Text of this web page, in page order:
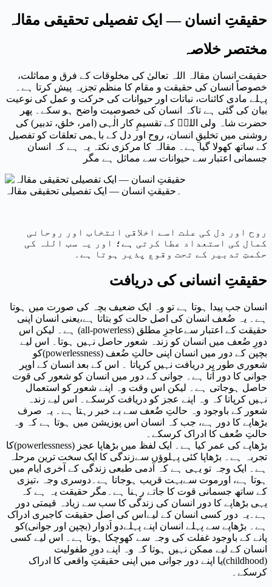
حقیقتِ انسان — ایک تفصیلی تحقیقی مقالہ
مختصر خلاصہ
خصوصاً انسان کی حقیقت و مقام کا منظم تجزیہ پیش کرتا ہے۔
پہلے مادی کائنات، نباتات اور حیوانات کی حرکت و عمل کی نوعیت
بیان کی گئی ہے تاکہ انسان کی خصوصیت واضح ہو سکے۔ پھر
حضرت شاہ ولی اللہؒ کے تقسیمِ کار الٰہی (امر، خلق، تدبیر) کی
روشنی میں تخلیقِ انسان، روح اور دل کے باہمی تعلقات کو تفصیل
کے ساتھ کھولا گیا ہے۔ مقالہ کا مرکزی نکتہ یہ ہے کہ انسان
جسمانی اعتبار سے حیوانات سے مماثل ہے مگر
۔حقیقتِ انسان — ایک تفصیلی تحقیقی مقالہ
روح اور دل کی علت اسے اخلاقی انتخاب اور روحانی
کمال کی استعداد عطا کرتی ہے؛ اور یہ سب اللہ کی
حکمتِ تدبیر کے تحت وقوع پذیر ہوتا ہے۔
حقیقتِ انسانی کی دریافت
انسان جب پیدا ہوتا ہے تو وہ ایک ضعیف بچہ کی صورت میں ہوتا
ہے۔ یہ ضُعف انسان کی اصل حالت کو بتاتا ہے،یعنی انسان اپنی
حقیقت کے اعتبار سےعاجزِ مطلق (all-powerless) ہے۔ لیکن اس
دورِ ضُعف میں انسان کو زندہ شعور حاصل نہیں ہوتا۔ اس لیے
بچپن کے دور میں انسان اپنی حالتِ ضُعف (powerlessness)کو
شعوری طور پر دریافت نہیں کرپاتا ۔ اس کے بعد انسان کے اوپر
جوانی کا دور آتا ہے۔ جوانی کے دور میں انسان کو شعور کی قوت
حاصل ہوجاتی ہے۔ لیکن اس وقت وہ اپنے شعور کو استعمال
نہیں کرپاتا کہ وہ اپنے عجز کو دریافت کرسکے۔ اس لیے زندہ
شعور کے باوجود وہ حالتِ ضُعف سے بے خبر رہتا ہے۔ یہ صرف
بڑھاپے کا دور ہے، جب کہ انسان اس پوزیشن میں ہوتا ہے کہ وہ
حالتِ ضُعف کا ادراک کرسکے۔
بڑھاپے کی عمر کیا ہے۔ ایک لفظ میں بڑھاپا عجز (powerlessness)کا
تجربہ ہے۔ بڑھاپا کئی پہلوؤں سےزندگی کا ایک سخت ترین مرحلہ
ہے۔ ایک وجہ تو یہی ہے کہ آدمی طبعی زندگی کے آخری ایام میں
ہوتا ہے، اورموت سےبہت قریب ہوجاتا ہے۔دوسری وجہ ،تیزی
کے ساتھ جسمانی قوت کا جاتے رہنا ہے۔مگر حقیقت یہ ہے کہ
یہی بڑھاپے کا دور انسان کی زندگی کا سب سے زیادہ قیمتی دور
ہے۔یہ دور کسی انسان کے لیےاس کی اصل حقیقت کاجبری ادراک
ہے۔ بڑھاپے سے پہلے انسان اپنے پہلےدو اَدوار (بچپن اور جوانی)کو
پانے کے باوجود غفلت کی وجہ سے کھوچکا ہوتا ہے۔ اس لیے کسی
انسان کے لیے ممکن نہیں ہوتا کہ وہ اپنے دورِ طفولیت
(
childhood)یا اپنے دور جوانی میں اپنی حقیقتِ واقعی کا ادراک
کرسکے۔